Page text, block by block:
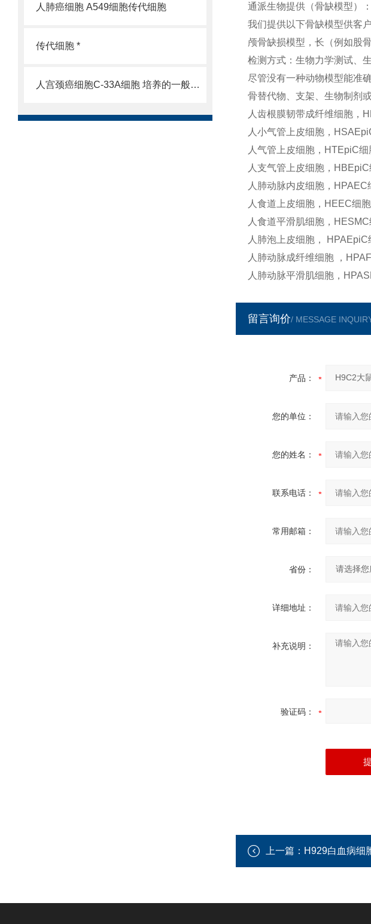
人肺癌细胞 A549细胞传代细胞
传代细胞 *
人宫颈癌细胞C-33A细胞 培养的一般过程
通派生物提供（骨缺模型）：
我们提供以下骨缺模型供客
颅骨缺损模型，长（例如股
检测方式：生物力学测试、
尽管没有一种动物模型能准
骨替代物、支架、生物制剂
人齿根膜韧带成纤维细胞，
人小气管上皮细胞，
人气管上皮细胞，HTEpiC细
人支气管上皮细胞，
人肺动脉内皮细胞，HPAEC
人食道上皮细胞，HEEC细胞
人食道平滑肌细胞，
人肺泡上皮细胞， HPAEpiC
人肺动脉成纤维细胞 ，
人肺动脉平滑肌细胞，
留言询价/ MESSAGE
产品：
您的单位：
您的姓名：
联系电话：
常用邮箱：
省份：
详细地址：
补充说明：
验证码：
上一篇： H929白血病细